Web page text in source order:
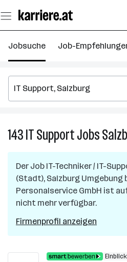
Seiteninhalt
springen
Jobsuche Job-
143IT SupportJobs
Der Job IT-Techniker / IT-
(Stadt), Salzburg Umgebung
Personalservice GmbH ist
nicht mehr verfügbar.
Firmenprofil anzeigen